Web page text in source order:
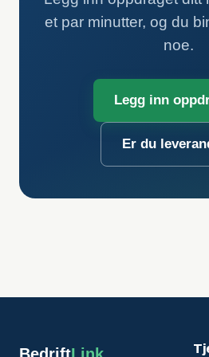
et par minutter, og du
noe.
Legg inn
Er du